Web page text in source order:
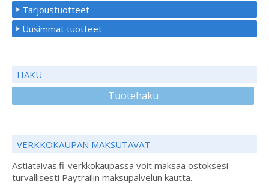
Tarjoustuotteet
Uusimmat tuotteet
HAKU
Tuotehaku
VERKKOKAUPAN MAKSUTAVAT
Astiataivas.fi-verkkokaupassa voit maksaa ostoksesi
turvallisesti Paytrailin maksupalvelun kautta.